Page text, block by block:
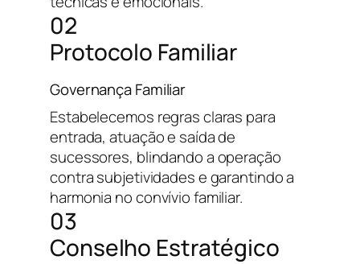
02
Protocolo Familiar
Governança Familiar
Estabelecemos regras claras para
entrada, atuação e saída de
sucessores, blindando a operação
contra subjetividades e garantindo a
harmonia no convívio familiar.
03
Conselho Estratégico